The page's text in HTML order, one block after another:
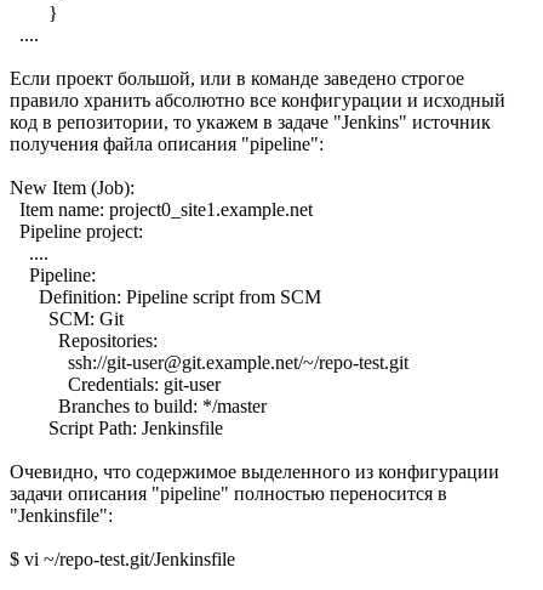
}
....
Если проект большой, или в команде заведено строгое
правило хранить абсолютно все конфигурации и исходный
код в репозитории, то укажем в задаче "Jenkins" источник
получения файла описания "pipeline":
New Item (Job):
Item name: project0_site1.example.net
Pipeline project:
....
Pipeline:
Definition: Pipeline script from SCM
SCM: Git
Repositories:
ssh://git-user@git.example.net/~/repo-test.git
Credentials: git-user
Branches to build: */master
Script Path: Jenkinsfile
Очевидно, что содержимое выделенного из конфигурации
задачи описания "pipeline" полностью переносится в
"Jenkinsfile":
$ vi ~/repo-test.git/Jenkinsfile